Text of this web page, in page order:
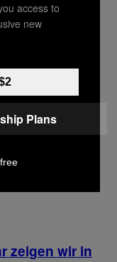
zeigen wir in
access to
new
Plans